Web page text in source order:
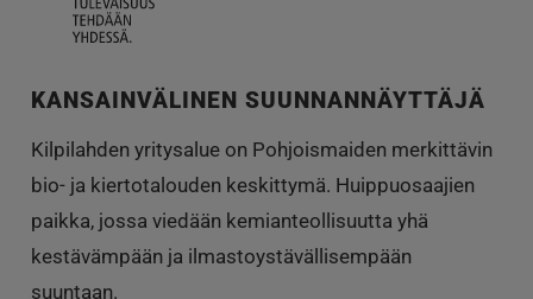
KANSAINVÄLINEN SUUNNANNÄYTTÄJÄ
Kilpilahden yritysalue on Pohjoismaiden merkittävin
bio- ja kiertotalouden keskittymä. Huippuosaajien
paikka, jossa viedään kemianteollisuutta yhä
kestävämpään ja ilmastoystävällisempään
suuntaan.